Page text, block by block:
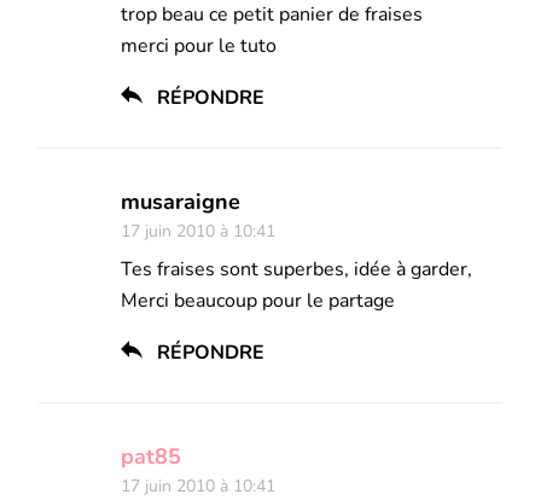
trop beau ce petit panier de fraises
merci pour le tuto
RÉPONDRE
musaraigne
17 juin 2010 à 10:41
Tes fraises sont superbes, idée à garder,
Merci beaucoup pour le partage
RÉPONDRE
pat85
17 juin 2010 à 10:41